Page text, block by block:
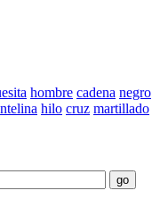
hombre cadena negro
hilo cruz martillado